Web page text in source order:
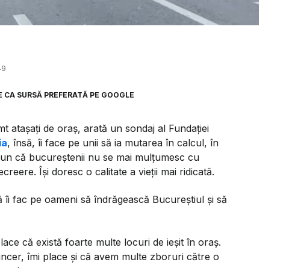
SURSĂ PREFERATĂ PE GOOGLE
atașați de oraș, arată un sondaj al Fundației
, însă, îi face pe unii să ia mutarea în calcul, în
că bucureștenii nu se mai mulțumesc cu
Își doresc o calitate a vieții mai ridicată.
fac pe oameni să îndrăgească Bucureștiul și să
că există foarte multe locuri de ieșit în oraș.
îmi place și că avem multe zboruri către o